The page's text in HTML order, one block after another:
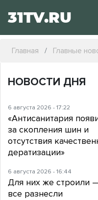
31TV.RU
Главная Главные
НОВОСТИ ДНЯ
6 августа 2026 - 17:22
«Антисанитария
за скопления шин и
отсутствия
дератизации»
6 августа 2026 - 16:44
Для них же строили
все разнесли